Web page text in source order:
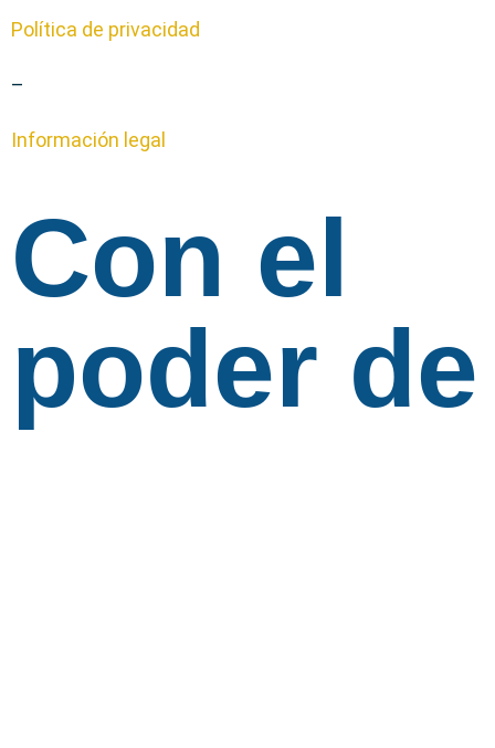
Política de privacidad
–
Información legal
Con el
poder de